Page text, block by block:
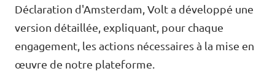
Mentions légales
Volt Luxembourg Internal
Déclaration d'Amsterdam, Volt a développé une
version détaillée, expliquant, pour chaque
engagement, les actions nécessaires à la mise en
œuvre de notre plateforme.